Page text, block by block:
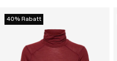
40% Rabatt